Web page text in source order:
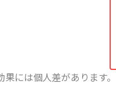
には個人差があります。